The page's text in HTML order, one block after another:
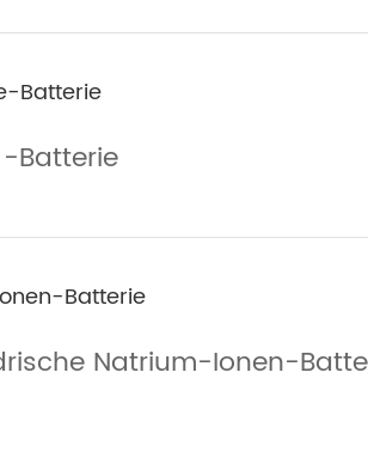
Batterie
-Batterie
Batterie
Natrium-Ionen-